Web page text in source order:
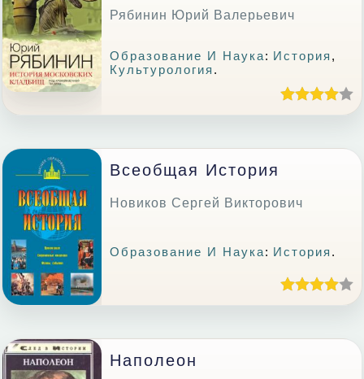
Рябинин Юрий Валерьевич
Образование И Наука: История ,
Культурология .
Всеобщая История
Новиков Сергей Викторович
Образование И Наука: История .
Наполеон